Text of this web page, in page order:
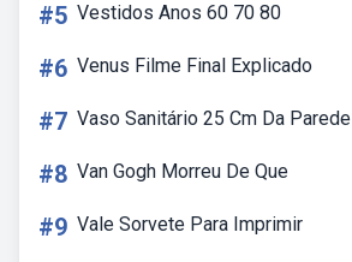
#5 Vestidos Anos 60 70 80
#6 Venus Filme Final Explicado
#7 Vaso Sanitário 25 Cm Da Parede
#8 Van Gogh Morreu De Que
#9 Vale Sorvete Para Imprimir